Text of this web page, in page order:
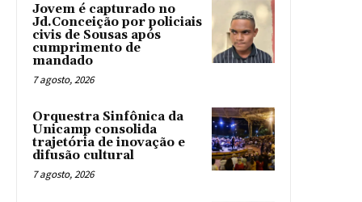
Jovem é capturado no
Jd.Conceição por policiais
civis de Sousas após
cumprimento de
mandado
7 agosto, 2026
Orquestra Sinfônica da
Unicamp consolida
trajetória de inovação e
difusão cultural
7 agosto, 2026